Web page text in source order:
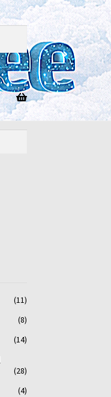
(11)
(8)
(14)
(28)
(4)